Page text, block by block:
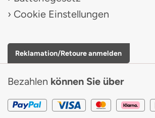
Cookie Einstellungen
Reklamation/Retoure anmelden
Bezahlen können Sie über